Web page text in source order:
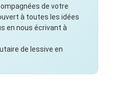
de votre
à toutes les idées
en nous écrivant à
de lessive en